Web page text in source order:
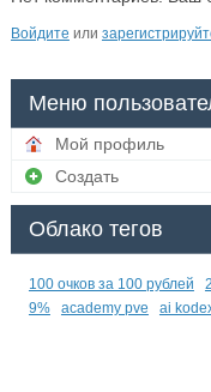
Войдите или
Меню
Мой профиль
Создать
Облако тегов
100 очков за 100 рублей
9%
academy pve ai